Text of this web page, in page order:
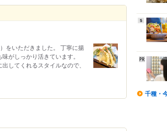
をいただきました。 丁寧に揚
がしっかり活きています。
してくれるスタイルなので、
5
千種・